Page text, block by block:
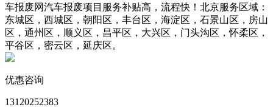
车报废网汽车报废项目服务补贴高，流程快！北京服务区域：
东城区，西城区，朝阳区，丰台区，海淀区，石景山区，房山
区，通州区，顺义区，昌平区，大兴区，门头沟区，怀柔区，
平谷区，密云区，延庆区。
优惠咨询
13120252383